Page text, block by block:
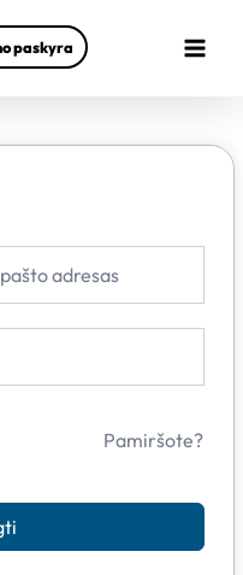
paskyra
Menu
Pamiršote?